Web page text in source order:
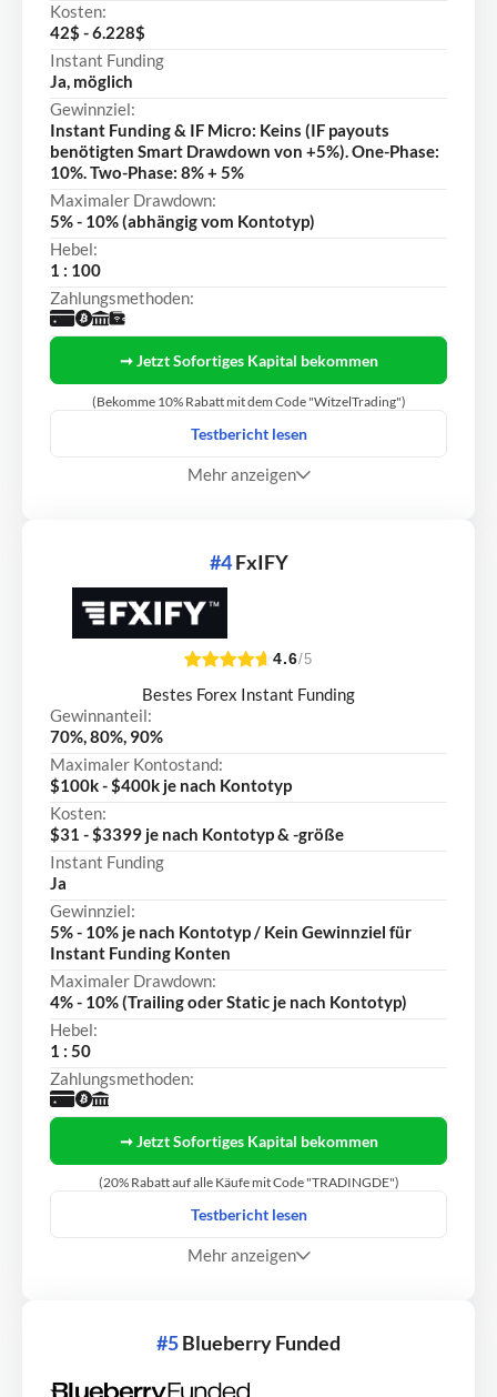
Kosten:
42$ - 6.228$
Instant Funding
Ja, möglich
Gewinnziel:
Instant Funding & IF Micro: Keins (IF payouts
benötigten Smart Drawdown von +5%). One-Phase:
10%. Two-Phase: 8% + 5%
Maximaler Drawdown:
5% - 10% (abhängig vom Kontotyp)
Hebel:
1 : 100
Zahlungsmethoden:
➞ Jetzt Sofortiges Kapital bekommen
(Bekomme 10% Rabatt mit dem Code "WitzelTrading")
Testbericht lesen
Mehr anzeigen
#4FxIFY
4.6/5
Bestes Forex Instant Funding
Gewinnanteil:
70%, 80%, 90%
Maximaler Kontostand:
$100k - $400k je nach Kontotyp
Kosten:
$31 - $3399 je nach Kontotyp & -größe
Instant Funding
Ja
Gewinnziel:
5% - 10% je nach Kontotyp / Kein Gewinnziel für
Instant Funding Konten
Maximaler Drawdown:
4% - 10% (Trailing oder Static je nach Kontotyp)
Hebel:
1 : 50
Zahlungsmethoden:
➞ Jetzt Sofortiges Kapital bekommen
(20% Rabatt auf alle Käufe mit Code "TRADINGDE")
Testbericht lesen
Mehr anzeigen
#5Blueberry Funded